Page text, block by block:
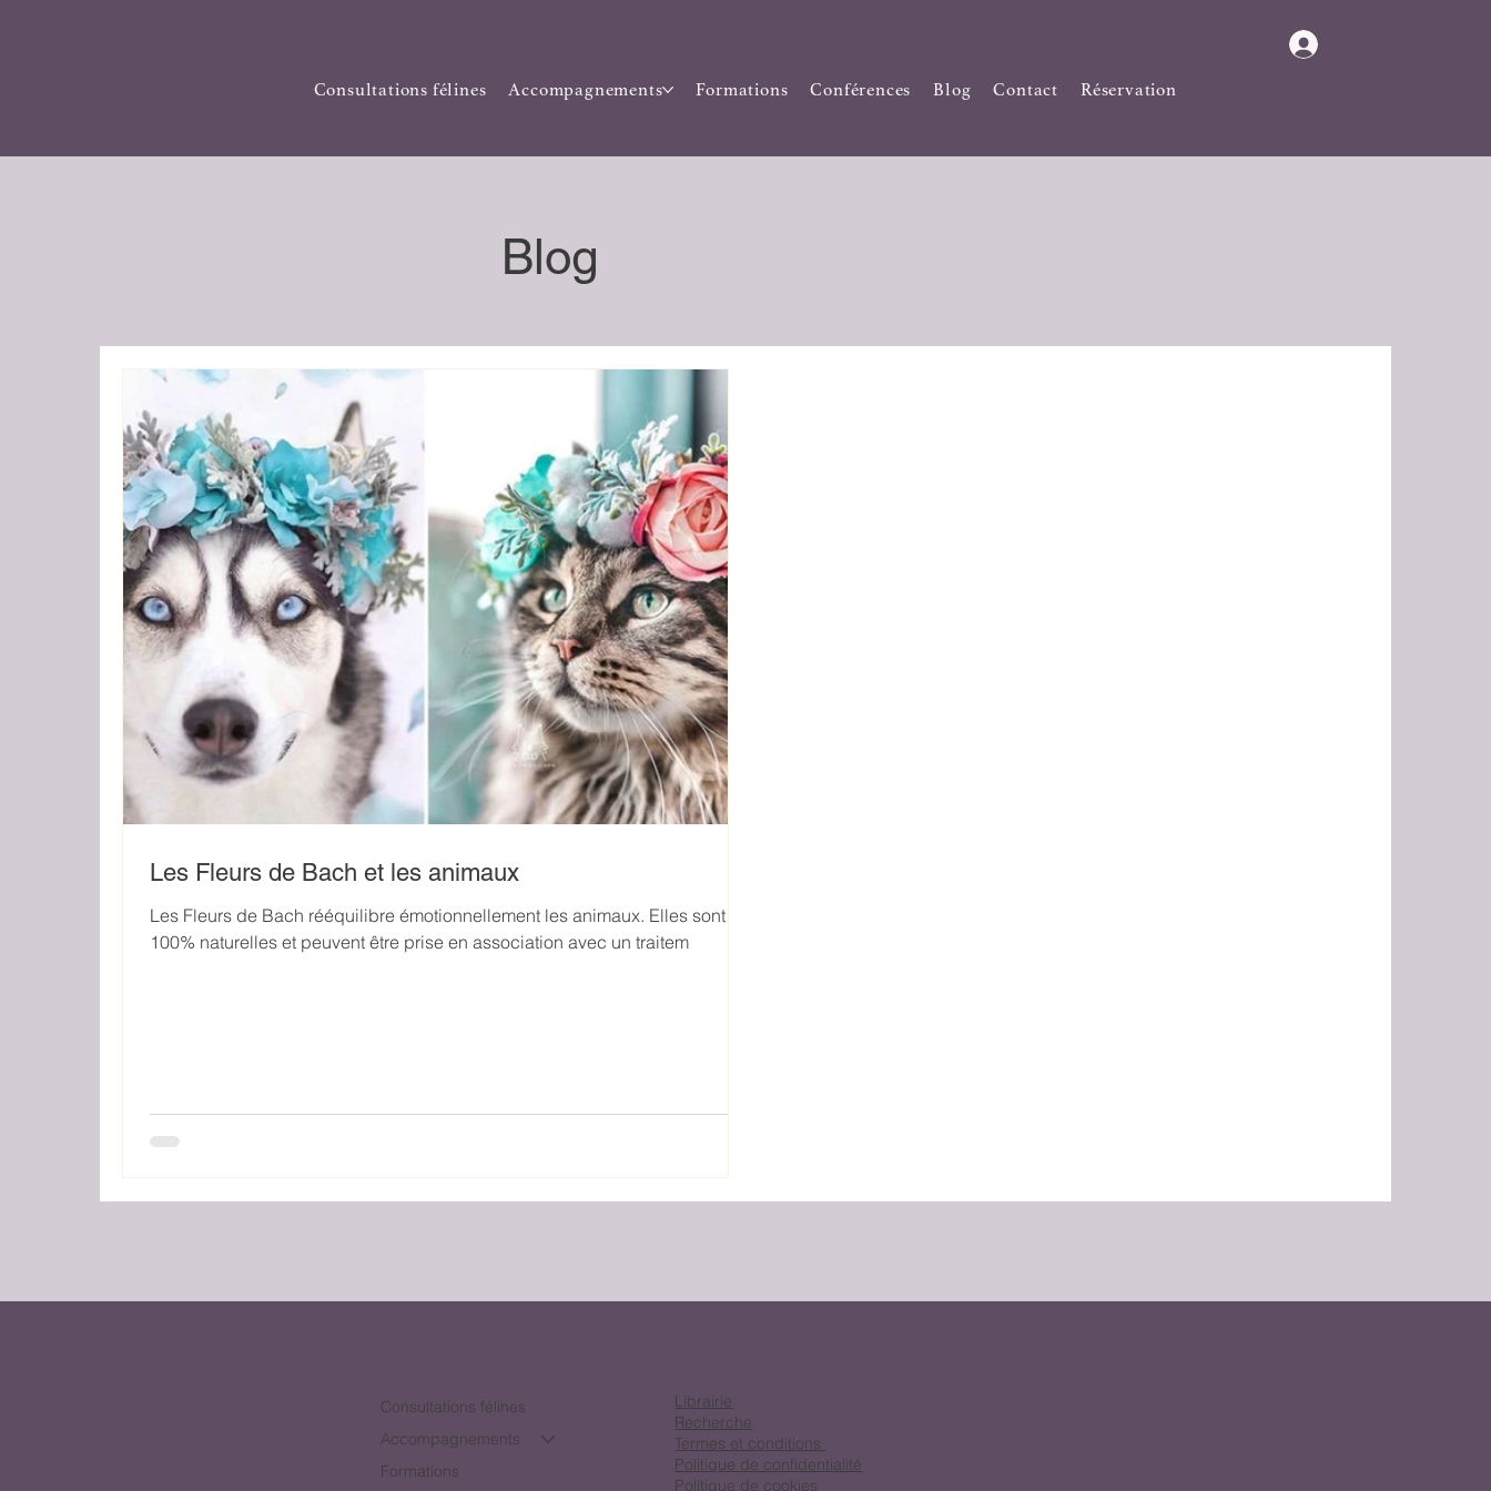
Consultations félines Accompagnements Formations Conférences Blog Contact Réservation
Blog
Les Fleurs de Bach et les animaux
Les Fleurs de Bach rééquilibre émotionnellement les animaux. Elles sont
100% naturelles et peuvent être prise en association avec un traitem
Consultations félines
Accompagnements
Formations
Librairie
Recherche
Termes et conditions
Politique de confidentialité
Politique de cookies